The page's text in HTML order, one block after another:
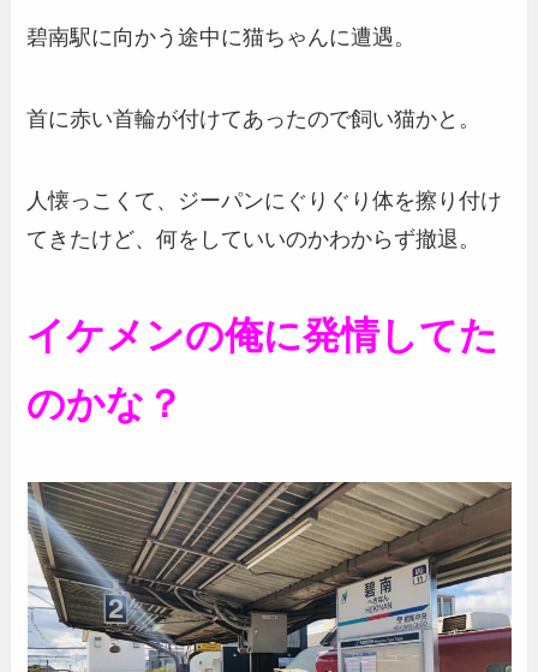
碧南駅に向かう途中に猫ちゃんに遭遇。
首に赤い首輪が付けてあったので飼い猫かと。
人懐っこくて、ジーパンにぐりぐり体を擦り付け
てきたけど、何をしていいのかわからず撤退。
イケメンの俺に発情してた
のかな？